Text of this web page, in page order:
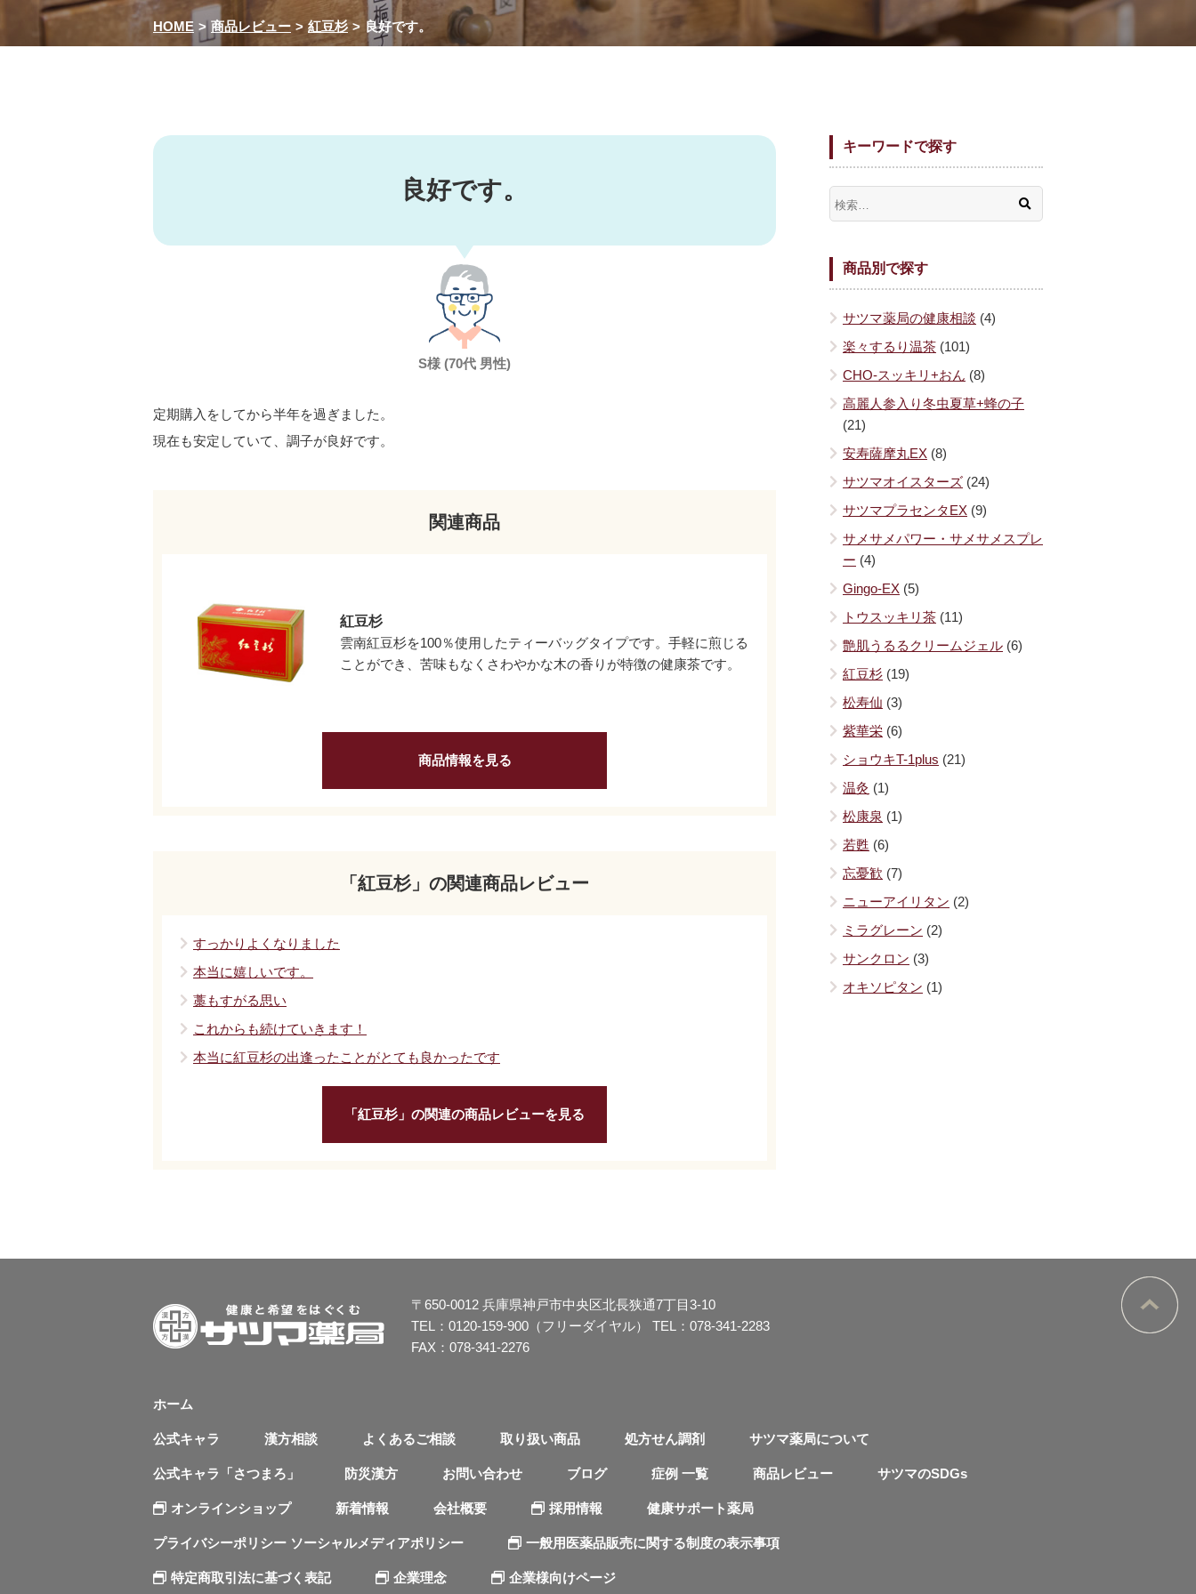
HOME 商品レビュー 紅豆杉 良好です。
良好です。
S様 (70代 男性)
定期購入をしてから半年を過ぎました。
現在も安定していて、調子が良好です。
関連商品
紅豆杉
雲南紅豆杉を100％使用したティーバッグタイプです。手軽に煎じる
ことができ、苦味もなくさわやかな木の香りが特徴の健康茶です。
商品情報を見る
「紅豆杉」の関連商品レビュー
すっかりよくなりました
本当に嬉しいです。
藁もすがる思い
これからも続けていきます！
本当に紅豆杉の出逢ったことがとても良かったです
「紅豆杉」の関連の商品レビューを見る
キーワードで探す
商品別で探す
サツマ薬局の健康相談 (4)
楽々するり温茶 (101)
CHO-スッキリ+おん (8)
高麗人参入り冬虫夏草+蜂の子
(21)
安寿薩摩丸EX (8)
サツマオイスターズ (24)
サツマプラセンタEX (9)
サメサメパワー・サメサメスプレ
ー (4)
Gingo-EX (5)
トウスッキリ茶 (11)
艶肌うるるクリームジェル (6)
紅豆杉 (19)
松寿仙 (3)
紫華栄 (6)
ショウキT-1plus (21)
温灸 (1)
松康泉 (1)
若甦 (6)
忘憂歓 (7)
ニューアイリタン (2)
ミラグレーン (2)
サンクロン (3)
オキソピタン (1)
〒650-0012 兵庫県神戸市中央区北長狭通7丁目3-10
TEL： 0120-159-900（フリーダイヤル） TEL： 078-341-2283
FAX：078-341-2276
ホーム
公式キャラ 漢方相談 よくあるご相談 取り扱い商品 処方せん調剤 サツマ薬局について
公式キャラ「さつまろ」 防災漢方 お問い合わせ ブログ 症例 一覧 商品レビュー サツマのSDGs
オンラインショップ 新着情報 会社概要 採用情報 健康サポート薬局
プライバシーポリシー ソーシャルメディアポリシー 一般用医薬品販売に関する制度の表示事項
特定商取引法に基づく表記 企業理念 企業様向けページ